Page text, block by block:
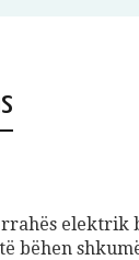
elektrik
bëhen